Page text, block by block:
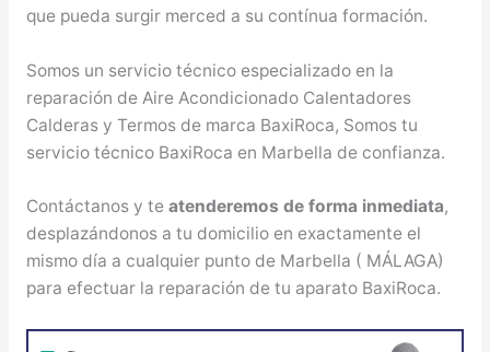
que pueda surgir merced a su contínua formación.
Somos un servicio técnico especializado en la
reparación de Aire Acondicionado Calentadores
Calderas y Termos de marca BaxiRoca, Somos tu
servicio técnico BaxiRoca en Marbella de confianza.
Contáctanos y te atenderemos de forma inmediata,
desplazándonos a tu domicilio en exactamente el
mismo día a cualquier punto de Marbella ( MÁLAGA)
para efectuar la reparación de tu aparato BaxiRoca.